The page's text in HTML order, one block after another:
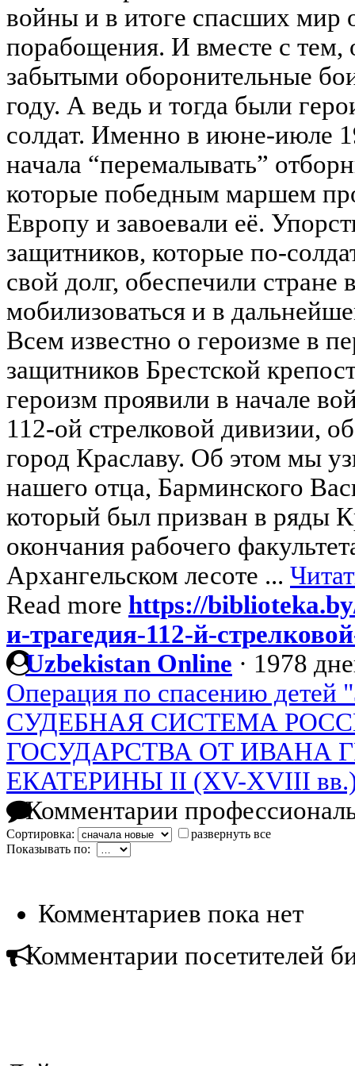
войны и в итоге спасших мир
порабощения. И вместе с тем,
забытыми оборонительные
году. А ведь и тогда были
солдат. Именно в июне-июле
начала “перемалывать”
которые победным маршем
Европу и завоевали её.
защитников, которые по-
свой долг, обеспечили стране
мобилизоваться и в
Всем известно о героизме в
защитников Брестской
героизм проявили в начале
112-ой стрелковой дивизии,
город Краславу. Об этом мы
нашего отца, Барминского
который был призван в ряды
окончания рабочего
Архангельском лесоте ...
Read more https://
и-трагедия-112-й-
Uzbekistan Online · 1978
Операция по спасению детей
СУДЕБНАЯ СИСТЕМА
ГОСУДАРСТВА ОТ ИВАНА
ЕКАТЕРИНЫ II (XV-XVIII
Комментарии
Сортировка:
развернуть все
Показывать по:
Комментариев пока нет
Комментарии посетителей